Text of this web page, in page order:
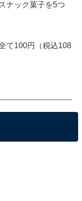
ナック菓子を5つ
て100円（税込108